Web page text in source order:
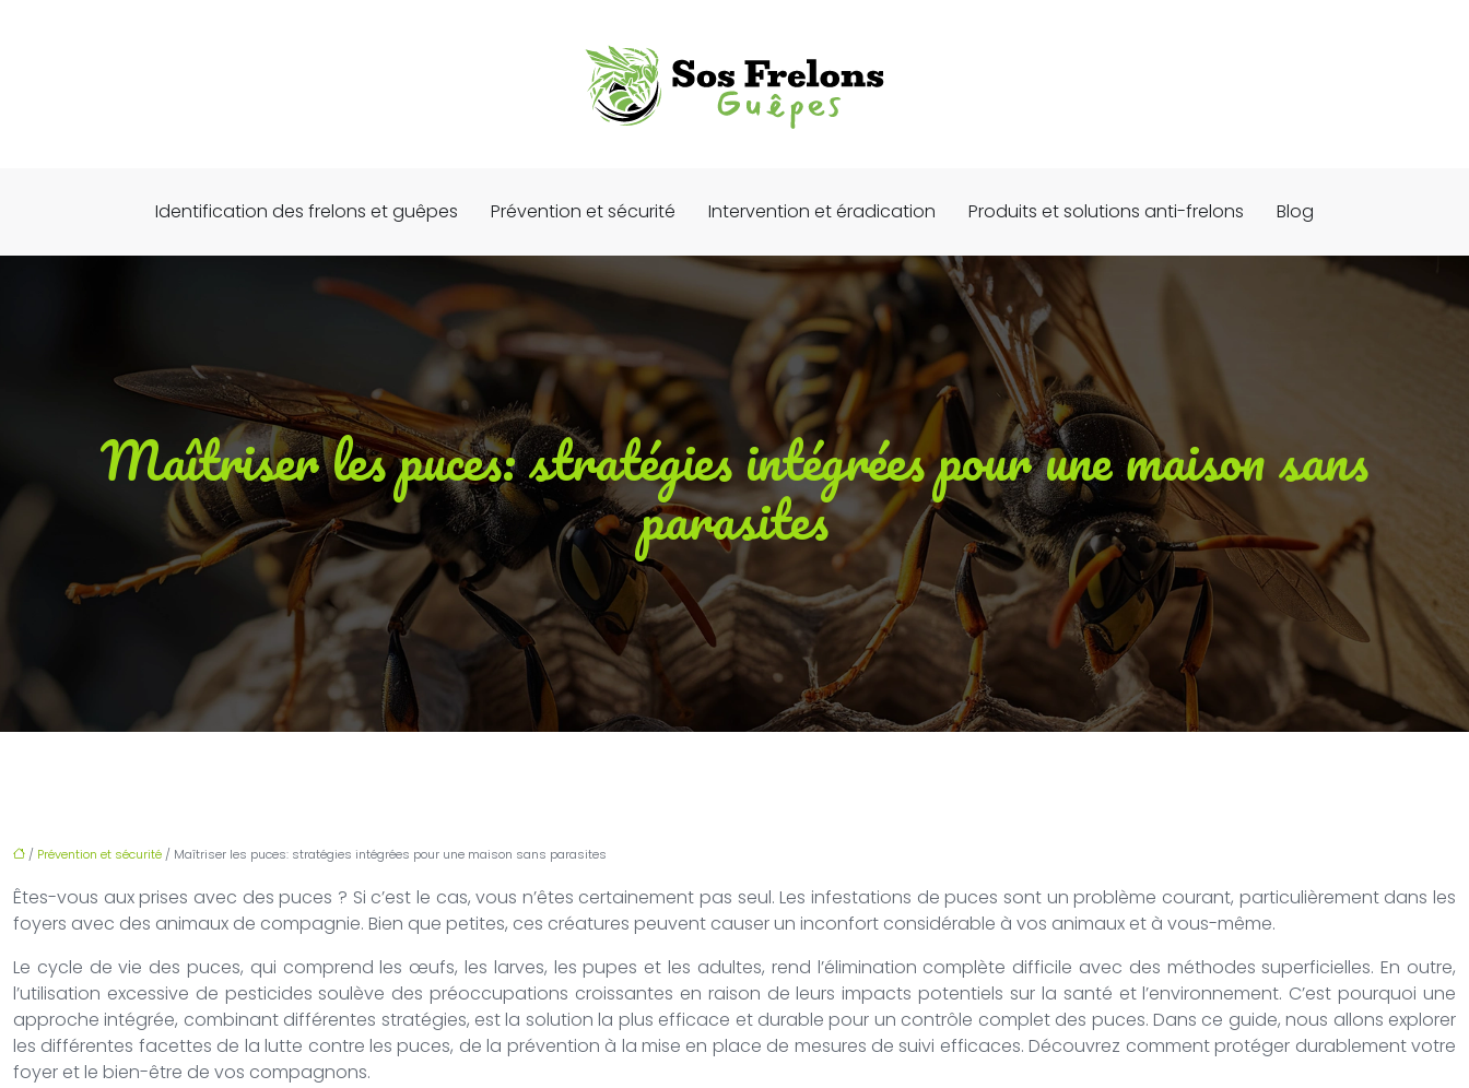
Identification des frelons et guêpes Prévention et sécurité Intervention et éradication Produits et solutions anti-frelons Blog
Maîtriser les puces: stratégies intégrées pour une maison sans
parasites
/ Prévention et sécurité / Maîtriser les puces: stratégies intégrées pour une maison sans parasites
Êtes-vous aux prises avec des puces ? Si c’est le cas, vous n’êtes certainement pas seul. Les infestations de puces sont un problème courant, particulièrement dans les
foyers avec des animaux de compagnie. Bien que petites, ces créatures peuvent causer un inconfort considérable à vos animaux et à vous-même.
Le cycle de vie des puces, qui comprend les œufs, les larves, les pupes et les adultes, rend l’élimination complète difficile avec des méthodes superficielles. En outre,
l’utilisation excessive de pesticides soulève des préoccupations croissantes en raison de leurs impacts potentiels sur la santé et l’environnement. C’est pourquoi une
approche intégrée, combinant différentes stratégies, est la solution la plus efficace et durable pour un contrôle complet des puces. Dans ce guide, nous allons explorer
les différentes facettes de la lutte contre les puces, de la prévention à la mise en place de mesures de suivi efficaces. Découvrez comment protéger durablement votre
foyer et le bien-être de vos compagnons.